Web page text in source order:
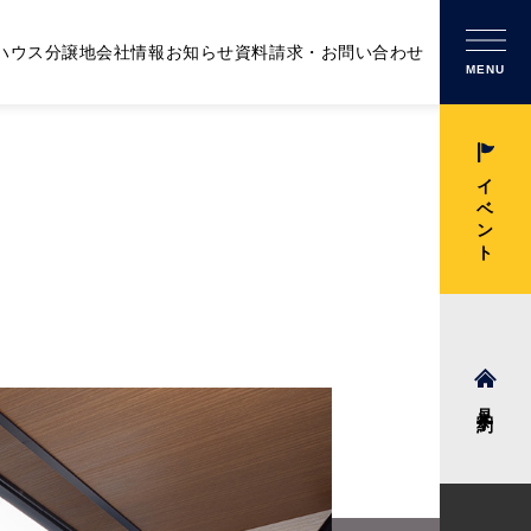
ウス分譲地会社情報お知らせ資料請求・お問い合わせ
MENU
イベント